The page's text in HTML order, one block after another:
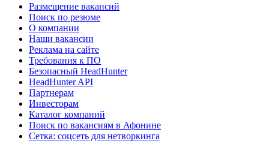
Размещение вакансий
Поиск по резюме
О компании
Наши вакансии
Реклама на сайте
Требования к ПО
Безопасный HeadHunter
HeadHunter API
Партнерам
Инвесторам
Каталог компаний
Поиск по вакансиям в Афонине
Сетка: соцсеть для нетворкинга